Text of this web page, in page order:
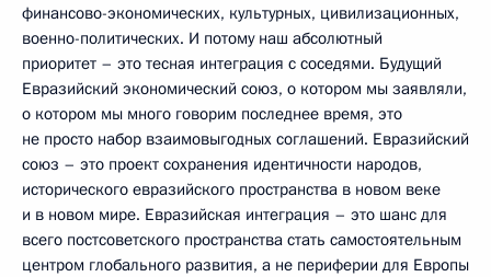
финансово-экономических, культурных, цивилизационных,
военно-политических. И потому наш абсолютный
приоритет – это тесная интеграция с соседями. Будущий
Евразийский экономический союз, о котором мы заявляли,
о котором мы много говорим последнее время, это
не просто набор взаимовыгодных соглашений. Евразийский
союз – это проект сохранения идентичности народов,
исторического евразийского пространства в новом веке
и в новом мире. Евразийская интеграция – это шанс для
всего постсоветского пространства стать самостоятельным
центром глобального развития, а не периферии для Европы